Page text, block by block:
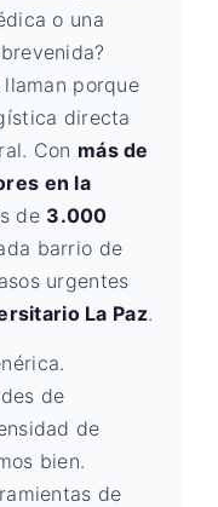
o una
porque
directa
Con más de
en la
de 3.000
barrio de
urgentes
La Paz.
de
de
bien.
de